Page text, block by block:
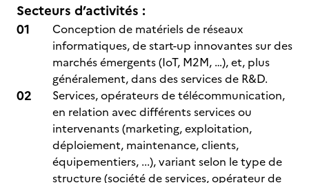
Secteurs d’activités :
Conception de matériels de réseaux
informatiques, de start-up innovantes sur des
marchés émergents (IoT, M2M, …), et, plus
généralement, dans des services de R&D.
Services, opérateurs de télécommunication,
en relation avec différents services ou
intervenants (marketing, exploitation,
déploiement, maintenance, clients,
équipementiers, ...), variant selon le type de
structure (société de services, opérateur de